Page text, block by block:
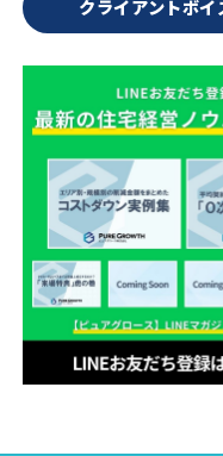
クライアントボ